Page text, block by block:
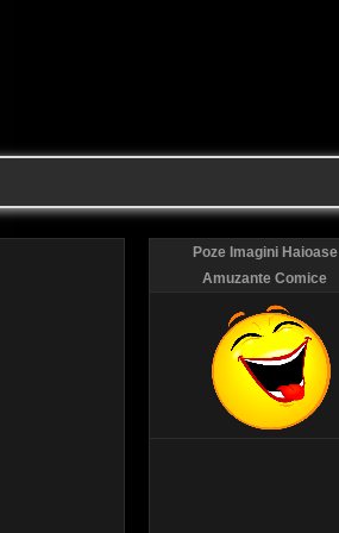
Poze Imagini Haioase
Amuzante Comice